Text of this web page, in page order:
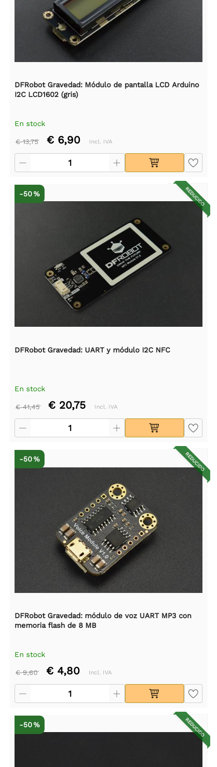
DFRobot Gravedad: Módulo de pantalla LCD Arduino
I2C LCD1602 (gris)
En stock
€ 13,75 € 6,90 Incl. IVA
REDUCIDO
-50 %
DFRobot Gravedad: UART y módulo I2C NFC
En stock
€ 41,45 € 20,75 Incl. IVA
REDUCIDO
-50 %
DFRobot Gravedad: módulo de voz UART MP3 con
memoria flash de 8 MB
En stock
€ 9,60 € 4,80 Incl. IVA
REDUCIDO
-50 %